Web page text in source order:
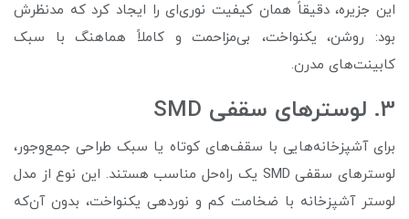
این جزیره، دقیقاً همان کیفیت نوری‌ای را ایجاد کرد که مدنظرش
بود: روشن، یکنواخت، بی‌مزاحمت و کاملاً هماهنگ با سبک
کابینت‌های مدرن.
3. لوسترهای سقفی SMD
برای آشپزخانه‌هایی با سقف‌های کوتاه یا سبک طراحی جمع‌وجور،
لوسترهای سقفی SMD یک راه‌حل مناسب هستند. این نوع از مدل
لوستر آشپزخانه با ضخامت کم و نوردهی یکنواخت، بدون آن‌که